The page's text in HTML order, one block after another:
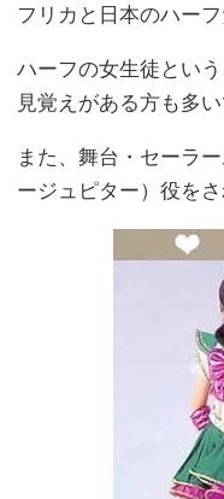
フリカと日本のハーフ
ハーフの女生徒とい
見覚えがある方も多
また、舞台・セーラ
ージュピター）役をさ